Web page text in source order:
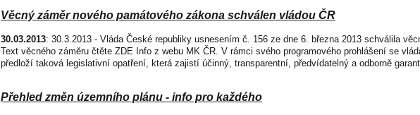
Věcný záměr nového památového zákona schválen vládou ČR
30.03.2013: 30.3.2013 - Vláda České republiky usnesením č. 156 ze dne 6. března 2013 schválila
Text věcného záměru čtěte ZDE Info z webu MK ČR. V rámci svého programového prohlášení se
předloží taková legislativní opatření, která zajistí účinný, transparentní, předvídatelný a odborně
Přehled změn územního plánu - info pro každého